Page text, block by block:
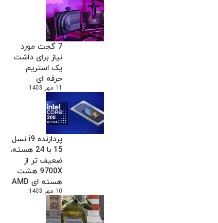
7 گجت مورد
نیاز برای داشت
یک استریم
حرفه ای
11 مهر 1403
پردازنده i9 نسل
15 با 24 هسته،
ضعیف تر از
9700X هشت
هسته ای AMD
10 مهر 1403